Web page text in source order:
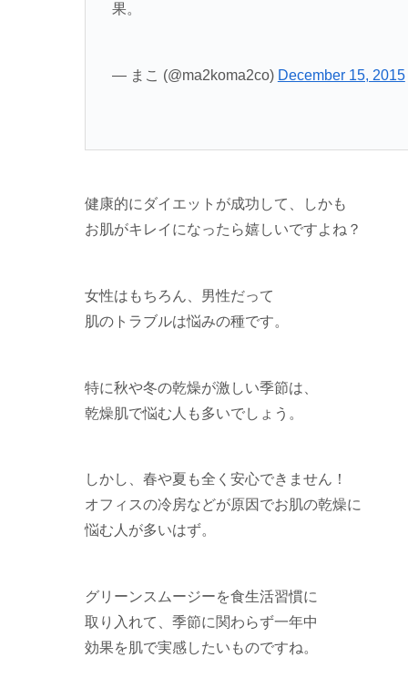
果。
— まこ (@ma2koma2co) December 15, 2015
健康的にダイエットが成功して、しかも
お肌がキレイになったら嬉しいですよね？
女性はもちろん、男性だって
肌のトラブルは悩みの種です。
特に秋や冬の乾燥が激しい季節は、
乾燥肌で悩む人も多いでしょう。
しかし、春や夏も全く安心できません！
オフィスの冷房などが原因でお肌の乾燥に
悩む人が多いはず。
グリーンスムージーを食生活習慣に
取り入れて、季節に関わらず一年中
効果を肌で実感したいものですね。